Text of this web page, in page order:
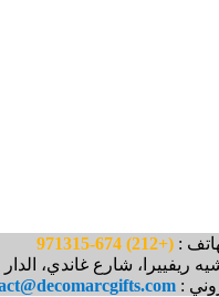
:
(+212) 674-971315
: